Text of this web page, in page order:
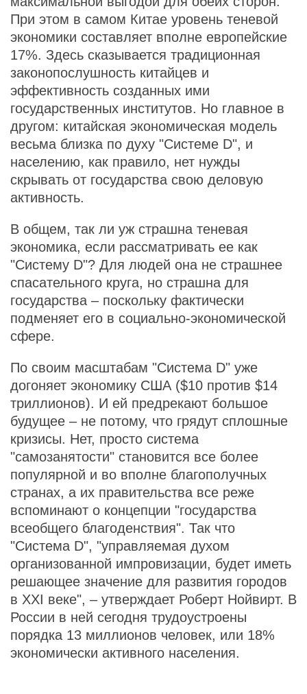
При этом в самом Китае уровень теневой
экономики составляет вполне европейские
17%. Здесь сказывается традиционная
законопослушность китайцев и
эффективность созданных ими
государственных институтов. Но главное в
другом: китайская экономическая модель
весьма близка по духу "Системе D", и
населению, как правило, нет нужды
скрывать от государства свою деловую
активность.
В общем, так ли уж страшна теневая
экономика, если рассматривать ее как
"Систему D"? Для людей она не страшнее
спасательного круга, но страшна для
государства – поскольку фактически
подменяет его в социально-экономической
сфере.
По своим масштабам "Система D" уже
догоняет экономику США ($10 против $14
триллионов). И ей предрекают большое
будущее – не потому, что грядут сплошные
кризисы. Нет, просто система
"самозанятости" становится все более
популярной и во вполне благополучных
странах, а их правительства все реже
вспоминают о концепции "государства
всеобщего благоденствия". Так что
"Система D", "управляемая духом
организованной импровизации, будет иметь
решающее значение для развития городов
в XXI веке", – утверждает Роберт Нойвирт. В
России в ней сегодня трудоустроены
порядка 13 миллионов человек, или 18%
экономически активного населения.